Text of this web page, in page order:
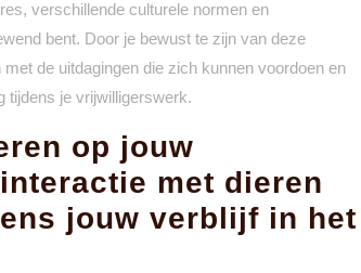
verschillende culturele normen en
bent. Door je bewust te zijn van deze
de uitdagingen die zich kunnen voordoen en
tijdens je vrijwilligerswerk.
op jouw
met dieren
jouw verblijf in het